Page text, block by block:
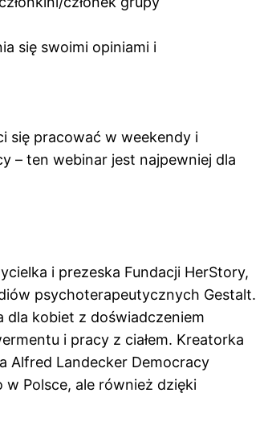
się swoimi opiniami i
się pracować w weekendy i
– ten webinar jest najpewniej dla
i prezeska Fundacji HerStory,
psychoterapeutycznych Gestalt.
dla kobiet z doświadczeniem
i pracy z ciałem. Kreatorka
Alfred Landecker Democracy
Polsce, ale również dzięki